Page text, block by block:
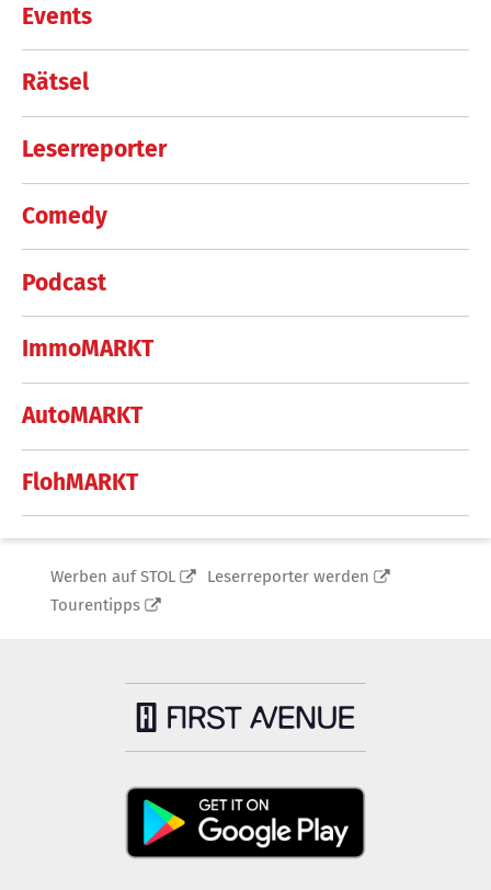
Events
Rätsel
Leserreporter
Comedy
Podcast
ImmoMARKT
AutoMARKT
FlohMARKT
Werben auf STOL
Leserreporter werden
Tourentipps